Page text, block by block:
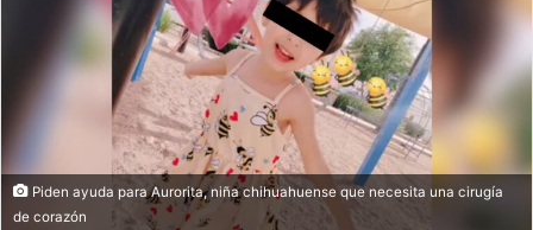
Piden ayuda para Aurorita, niña chihuahuense que necesita una cirugía
de corazón